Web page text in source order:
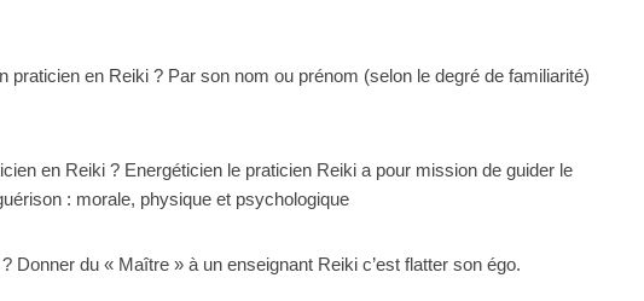
praticien en Reiki ? Par son nom ou prénom (selon le degré de familiarité)
en Reiki ? Energéticien le praticien Reiki a pour mission de guider le
: morale, physique et psychologique
Donner du « Maître » à un enseignant Reiki c’est flatter son égo.